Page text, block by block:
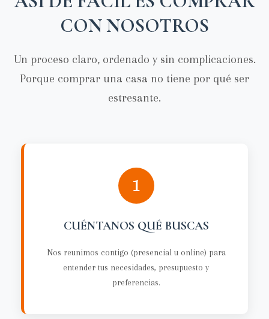
CON NOSOTROS
Un proceso claro, ordenado y sin complicaciones.
Porque comprar una casa no tiene por qué ser
estresante.
1
CUÉNTANOS QUÉ BUSCAS
Nos reunimos contigo (presencial u online) para
entender tus necesidades, presupuesto y
preferencias.